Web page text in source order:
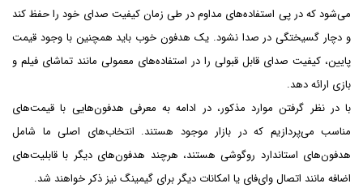
می‌شود که در پی استفاده‌های مداوم در طی زمان کیفیت صدای خود را حفظ کند
و دچار گسیختگی در صدا نشود. یک هدفون خوب باید همچنین با وجود قیمت
پایین، کیفیت صدای قابل قبولی را در استفاده‌های معمولی مانند تماشای فیلم و
بازی ارائه دهد.
با در نظر گرفتن موارد مذکور، در ادامه به معرفی هدفون‌هایی با قیمت‌های
مناسب می‌پردازیم که در بازار موجود هستند. انتخاب‌های اصلی ما شامل
هدفون‌های استاندارد روگوشی هستند، هرچند هدفون‌های دیگر با قابلیت‌های
اضافه مانند اتصال وای‌فای یا امکانات دیگر برای گیمینگ نیز ذکر خواهند شد.